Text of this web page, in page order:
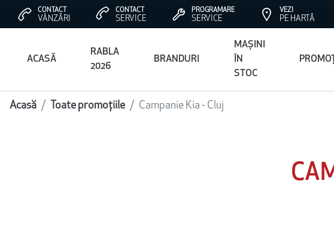
CONTACT
VÂNZĂRI
CONTACT
SERVICE
PROGRAMARE
SERVICE
VEZI
PE HARTĂ
ACASĂ
RABLA
2026
BRANDURI
MAȘINI
ÎN
STOC
Acasă Toate promoțiile Campanie Kia - Cluj